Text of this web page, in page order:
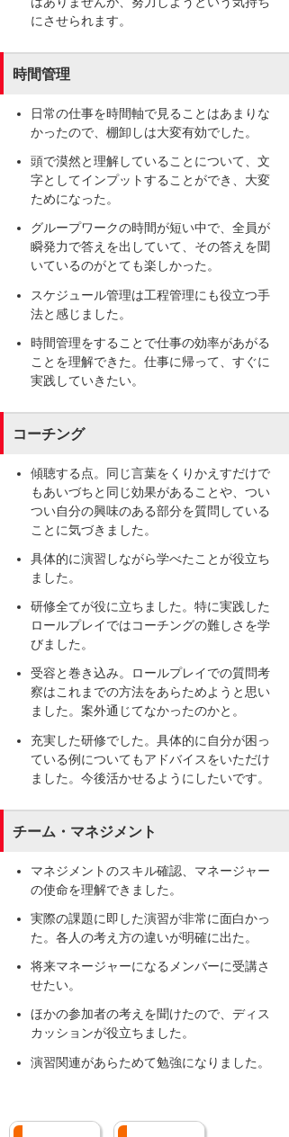
にさせられます。
時間管理
日常の仕事を時間軸で見ることはあまりな
かったので、棚卸しは大変有効でした。
頭で漠然と理解していることについて、文
字としてインプットすることができ、大変
ためになった。
グループワークの時間が短い中で、全員が
瞬発力で答えを出していて、その答えを聞
いているのがとても楽しかった。
スケジュール管理は工程管理にも役立つ手
法と感じました。
時間管理をすることで仕事の効率があがる
ことを理解できた。仕事に帰って、すぐに
実践していきたい。
コーチング
傾聴する点。同じ言葉をくりかえすだけで
もあいづちと同じ効果があることや、つい
つい自分の興味のある部分を質問している
ことに気づきました。
具体的に演習しながら学べたことが役立ち
ました。
研修全てが役に立ちました。特に実践した
ロールプレイではコーチングの難しさを学
びました。
受容と巻き込み。ロールプレイでの質問考
察はこれまでの方法をあらためようと思い
ました。案外通じてなかったのかと。
充実した研修でした。具体的に自分が困っ
ている例についてもアドバイスをいただけ
ました。今後活かせるようにしたいです。
チーム・マネジメント
マネジメントのスキル確認、マネージャー
の使命を理解できました。
実際の課題に即した演習が非常に面白かっ
た。各人の考え方の違いが明確に出た。
将来マネージャーになるメンバーに受講さ
せたい。
ほかの参加者の考えを聞けたので、ディス
カッションが役立ちました。
演習関連があらためて勉強になりました。